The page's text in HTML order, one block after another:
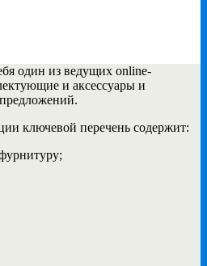
один из ведущих online-
и аксессуары и
ключевой перечень содержит: